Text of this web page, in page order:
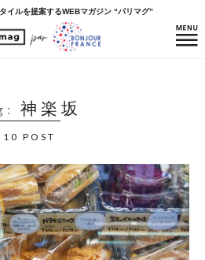
イルを提案するWEBマガジン “パリマグ”
神楽坂
10 POST